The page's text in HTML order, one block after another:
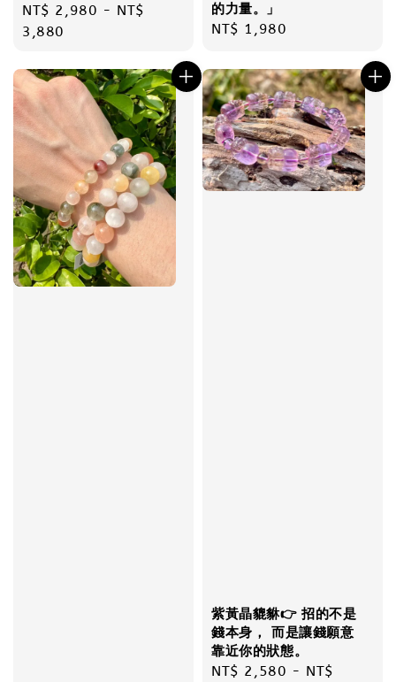
Regular
price
NT$ 2,980 - NT$
3,880
的力量。」
Regular
NT$ 1,980
紫黃晶貔貅👉 招的不是
錢本身， 而是讓錢願意
靠近你的狀態。
Regular
NT$ 2,580 - NT$